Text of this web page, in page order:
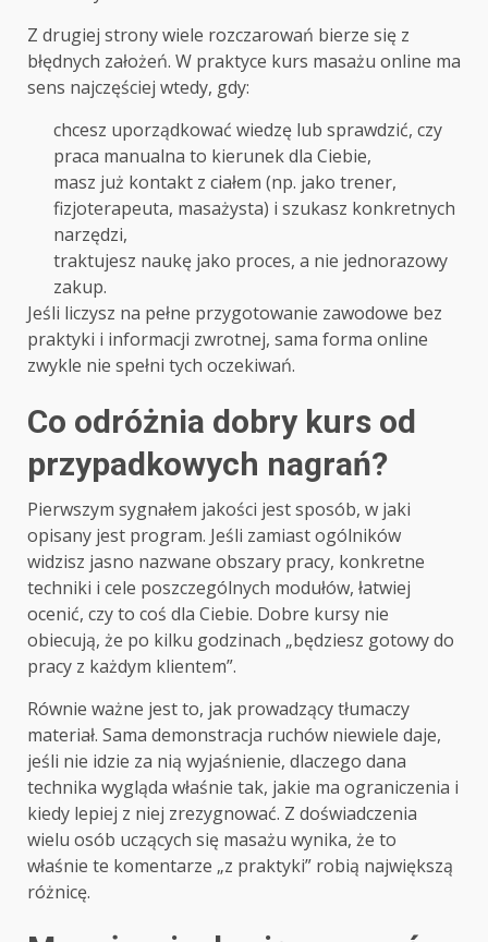
Z drugiej strony wiele rozczarowań bierze się z
błędnych założeń. W praktyce kurs masażu online ma
sens najczęściej wtedy, gdy:
chcesz uporządkować wiedzę lub sprawdzić, czy
praca manualna to kierunek dla Ciebie,
masz już kontakt z ciałem (np. jako trener,
fizjoterapeuta, masażysta) i szukasz konkretnych
narzędzi,
traktujesz naukę jako proces, a nie jednorazowy
zakup.
Jeśli liczysz na pełne przygotowanie zawodowe bez
praktyki i informacji zwrotnej, sama forma online
zwykle nie spełni tych oczekiwań.
Co odróżnia dobry kurs od
przypadkowych nagrań?
Pierwszym sygnałem jakości jest sposób, w jaki
opisany jest program. Jeśli zamiast ogólników
widzisz jasno nazwane obszary pracy, konkretne
techniki i cele poszczególnych modułów, łatwiej
ocenić, czy to coś dla Ciebie. Dobre kursy nie
obiecują, że po kilku godzinach „będziesz gotowy do
pracy z każdym klientem”.
Równie ważne jest to, jak prowadzący tłumaczy
materiał. Sama demonstracja ruchów niewiele daje,
jeśli nie idzie za nią wyjaśnienie, dlaczego dana
technika wygląda właśnie tak, jakie ma ograniczenia i
kiedy lepiej z niej zrezygnować. Z doświadczenia
wielu osób uczących się masażu wynika, że to
właśnie te komentarze „z praktyki” robią największą
różnicę.